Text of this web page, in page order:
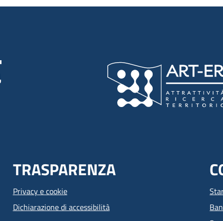
TRASPARENZA
Privacy e cookie
Dichiarazione di accessibilità